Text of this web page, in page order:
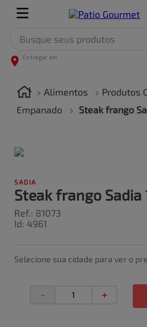
Alimentos
Produtos
Empanado
Steak frango
SADIA
Steak frango Sadia
Ref. : 81073
Id: 4961
Selecione sua cidade para ver o
＋
－
TERMOS MAIS BUSCADOS
2º